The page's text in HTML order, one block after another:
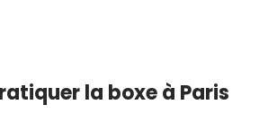
la boxe à Paris